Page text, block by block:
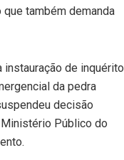
também demanda
instauração de inquérito
da pedra
decisão
Público do